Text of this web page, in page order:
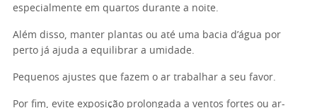
especialmente em quartos durante a noite.
Além disso, manter plantas ou até uma bacia d’água por
perto já ajuda a equilibrar a umidade.
Pequenos ajustes que fazem o ar trabalhar a seu favor.
Por fim, evite exposição prolongada a ventos fortes ou ar-